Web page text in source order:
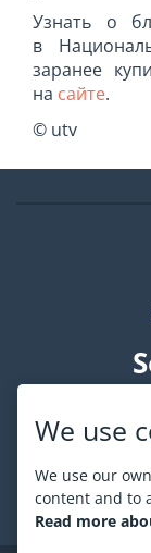
We use
We use our
content and to
Read more
Узнать о
в
заранее
на сайте.
© utv